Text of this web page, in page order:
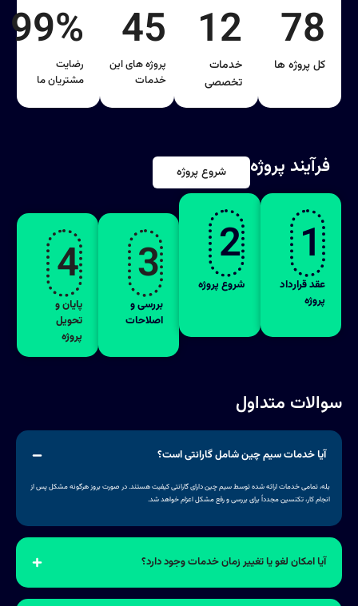
78
کل پروژه ها
12
خدمات
تخصصی
45
پروژه های این
خدمات
99%
رضایت
مشتریان ما
فرآیند پروژه شروع پروژه
4
پایان و
تحویل
پروژه
3
بررسی و
اصلاحات
2
شروع پروژه
1
عقد قرارداد
پروژه
سوالات متداول
آیا خدمات سیم چین شامل گارانتی است؟
بله، تمامی خدمات ارائه شده توسط سیم چین دارای گارانتی کیفیت هستند. در صورت بروز هرگونه مشکل پس از
انجام کار، تکنسین مجدداً برای بررسی و رفع مشکل اعزام خواهد شد.
آیا امکان لغو یا تغییر زمان خدمات وجود دارد؟